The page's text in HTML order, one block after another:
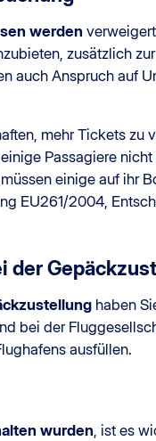
werden
zusätzlich
auch Anspruch auf
mehr Tickets zu
Passagiere
einige auf ihr
EU261/2004,
der
haben
bei der
ausfüllen.
wurden, ist es